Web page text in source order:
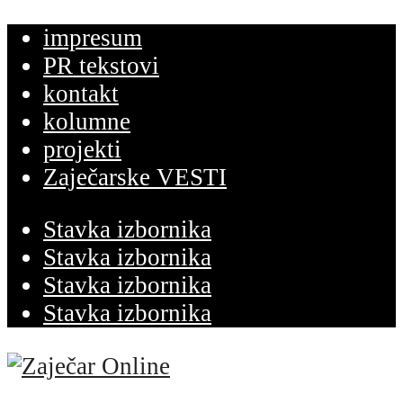
impresum
PR tekstovi
kontakt
kolumne
projekti
Zaječarske VESTI
Stavka izbornika
Stavka izbornika
Stavka izbornika
Stavka izbornika